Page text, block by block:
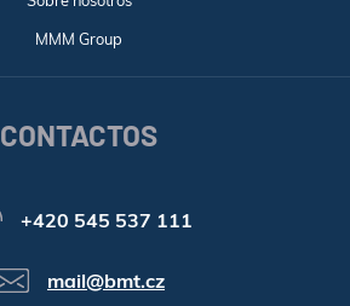
MMM Group
CONTACTOS
+420 545 537 111
mail@bmt.cz